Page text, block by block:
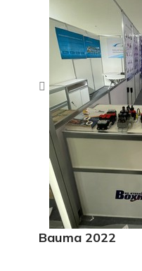
Bauma 2022